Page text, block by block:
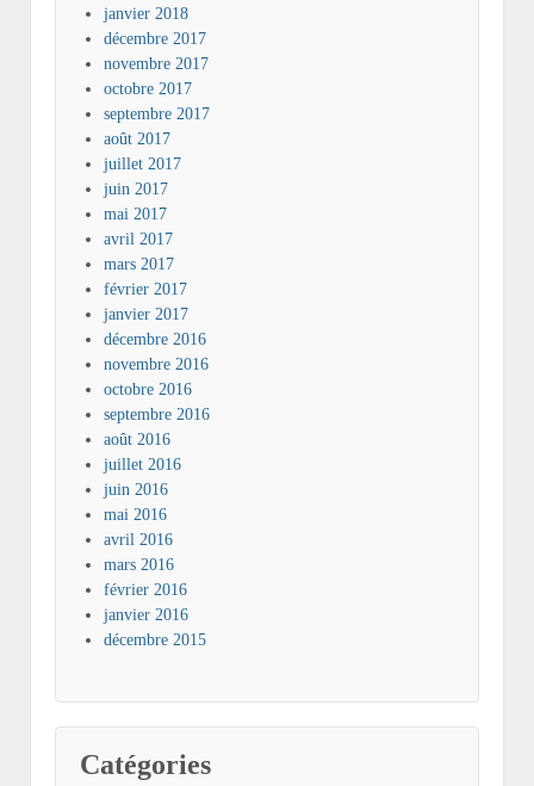
janvier 2018
décembre 2017
novembre 2017
octobre 2017
septembre 2017
août 2017
juillet 2017
juin 2017
mai 2017
avril 2017
mars 2017
février 2017
janvier 2017
décembre 2016
novembre 2016
octobre 2016
septembre 2016
août 2016
juillet 2016
juin 2016
mai 2016
avril 2016
mars 2016
février 2016
janvier 2016
décembre 2015
Catégories